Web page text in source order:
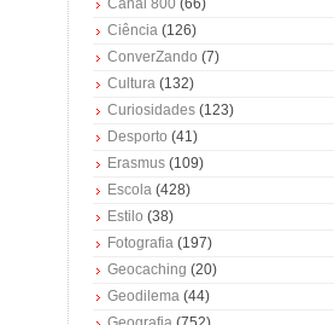
Canal 800 (66)
Ciência (126)
ConverZando (7)
Cultura (132)
Curiosidades (123)
Desporto (41)
Erasmus (109)
Escola (428)
Estilo (38)
Fotografia (197)
Geocaching (20)
Geodilema (44)